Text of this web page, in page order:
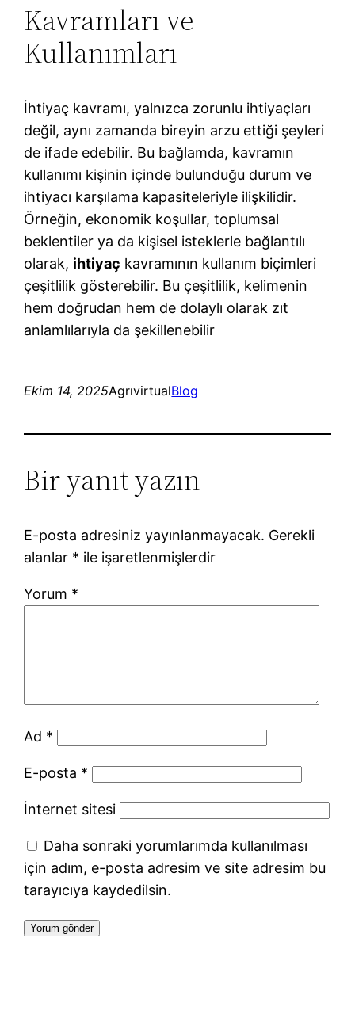
Kavramları ve
Kullanımları
İhtiyaç kavramı, yalnızca zorunlu ihtiyaçları
değil, aynı zamanda bireyin arzu ettiği şeyleri
de ifade edebilir. Bu bağlamda, kavramın
kullanımı kişinin içinde bulunduğu durum ve
ihtiyacı karşılama kapasiteleriyle ilişkilidir.
Örneğin, ekonomik koşullar, toplumsal
beklentiler ya da kişisel isteklerle bağlantılı
olarak, ihtiyaç kavramının kullanım biçimleri
çeşitlilik gösterebilir. Bu çeşitlilik, kelimenin
hem doğrudan hem de dolaylı olarak zıt
anlamlılarıyla da şekillenebilir
Ekim 14, 2025AgrıvirtualBlog
Bir yanıt yazın
E-posta adresiniz yayınlanmayacak. Gerekli
alanlar * ile işaretlenmişlerdir
Yorum *
Ad *
E-posta *
İnternet sitesi
Daha sonraki yorumlarımda kullanılması
için adım, e-posta adresim ve site adresim bu
tarayıcıya kaydedilsin.